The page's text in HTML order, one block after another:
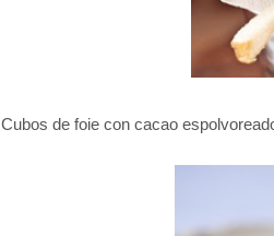
Cubos de foie con cacao